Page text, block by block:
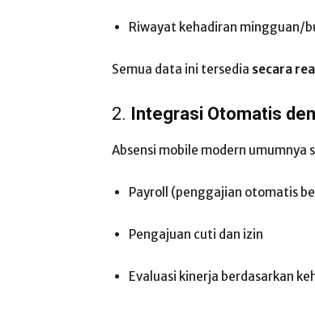
Riwayat kehadiran mingguan/
Semua data ini tersedia secara
2. Integrasi Otomatis
Absensi mobile modern umumnya
Payroll (penggajian otomatis
Pengajuan cuti dan izin
Evaluasi kinerja berdasarkan